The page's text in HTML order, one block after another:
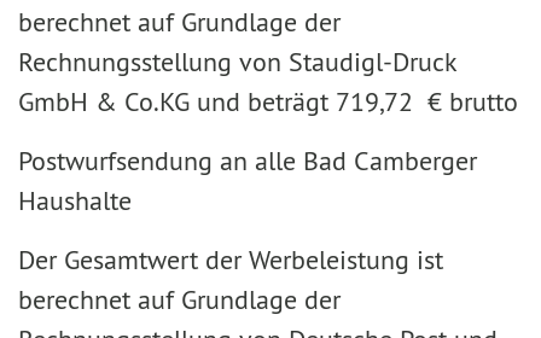
berechnet auf Grundlage der
Rechnungsstellung von Staudigl-Druck
GmbH & Co.KG und beträgt 719,72 € brutto
Postwurfsendung an alle Bad Camberger
Haushalte
Der Gesamtwert der Werbeleistung ist
berechnet auf Grundlage der